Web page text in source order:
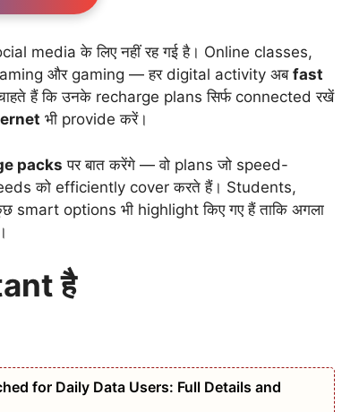
media के लिए नहीं रह गई है। Online classes,
और gaming — हर digital activity अबfast
हैं कि उनके recharge plans सिर्फ connected रखें
भी provide करें।
packs पर बात करेंगे — वो plans जो speed-
को efficiently cover करते हैं। Students,
options भी highlight किए गए हैं ताकि अगला
है
for Daily Data Users: Full Details and